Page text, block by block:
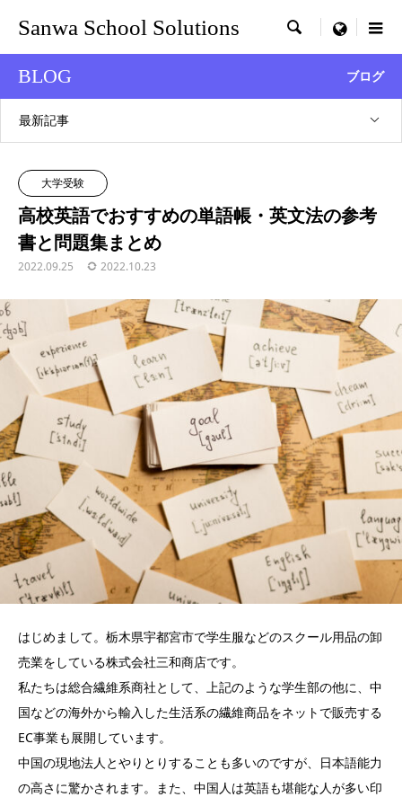
Sanwa School Solutions  menu
BLOG ブログ
最新記事
大学受験
高校英語でおすすめの単語帳・英文法の参考
書と問題集まとめ
2022.09.25 2022.10.23
はじめまして。栃木県宇都宮市で学生服などのスクール用品の卸
売業をしている株式会社三和商店です。
私たちは総合繊維系商社として、上記のような学生部の他に、中
国などの海外から輸入した生活系の繊維商品をネットで販売する
EC事業も展開しています。
中国の現地法人とやりとりすることも多いのですが、日本語能力
の高さに驚かされます。また、中国人は英語も堪能な人が多い印